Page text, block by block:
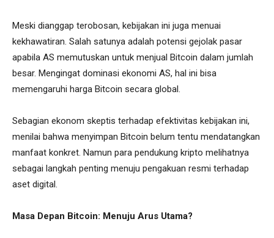
Meski dianggap terobosan, kebijakan ini juga menuai
kekhawatiran. Salah satunya adalah potensi gejolak pasar
apabila AS memutuskan untuk menjual Bitcoin dalam jumlah
besar. Mengingat dominasi ekonomi AS, hal ini bisa
memengaruhi harga Bitcoin secara global.
Sebagian ekonom skeptis terhadap efektivitas kebijakan ini,
menilai bahwa menyimpan Bitcoin belum tentu mendatangkan
manfaat konkret. Namun para pendukung kripto melihatnya
sebagai langkah penting menuju pengakuan resmi terhadap
aset digital.
Masa Depan Bitcoin: Menuju Arus Utama?